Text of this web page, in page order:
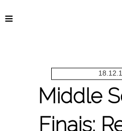
≡
Middle
Finais: